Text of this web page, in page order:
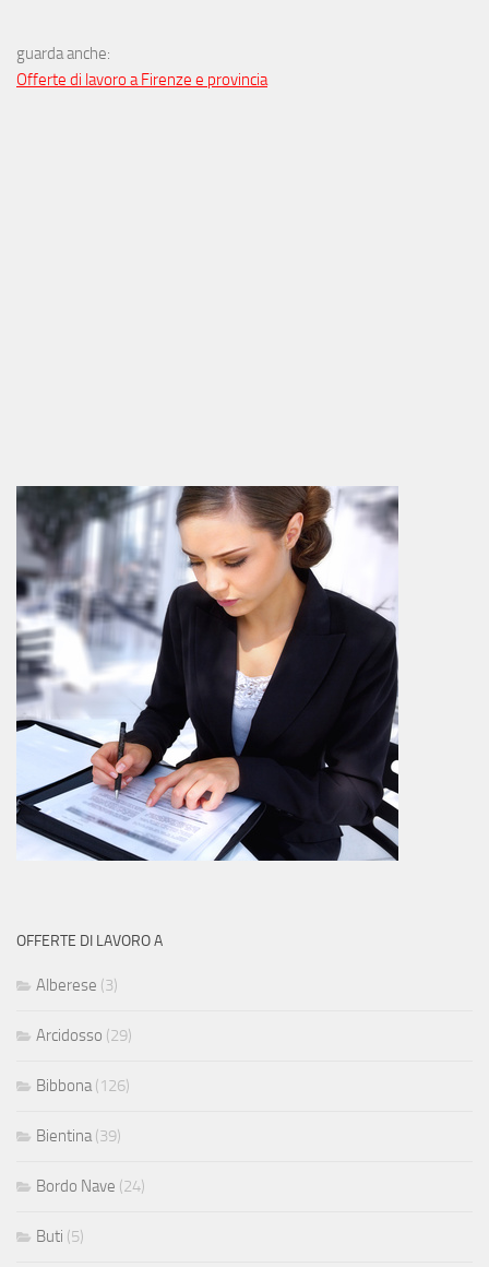
guarda anche:
Offerte di lavoro a Firenze e provincia
OFFERTE DI LAVORO A
Alberese (3)
Arcidosso (29)
Bibbona (126)
Bientina (39)
Bordo Nave (24)
Buti (5)